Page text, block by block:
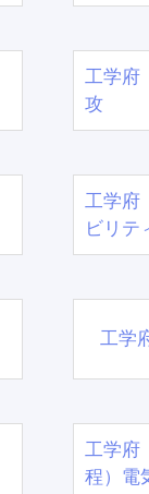
工学府
攻
工学府
ビリテ
工学
工学
程）電